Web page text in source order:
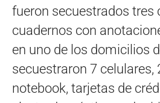
fueron secuestrados tres
cuadernos con
en uno de los domicilios
secuestraron 7 celulares,
notebook, tarjetas de